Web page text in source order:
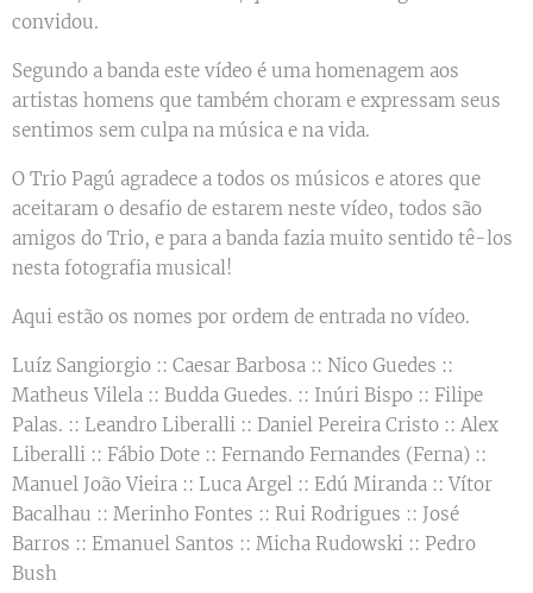
convidou.
Segundo a banda este vídeo é uma homenagem aos
artistas homens que também choram e expressam seus
sentimos sem culpa na música e na vida.
O Trio Pagú agradece a todos os músicos e atores que
aceitaram o desafio de estarem neste vídeo, todos são
amigos do Trio, e para a banda fazia muito sentido tê-los
nesta fotografia musical!
Aqui estão os nomes por ordem de entrada no vídeo.
Luíz Sangiorgio :: Caesar Barbosa :: Nico Guedes ::
Matheus Vilela :: Budda Guedes. :: Inúri Bispo :: Filipe
Palas. :: Leandro Liberalli :: Daniel Pereira Cristo :: Alex
Liberalli :: Fábio Dote :: Fernando Fernandes (Ferna) ::
Manuel João Vieira :: Luca Argel :: Edú Miranda :: Vítor
Bacalhau :: Merinho Fontes :: Rui Rodrigues :: José
Barros :: Emanuel Santos :: Micha Rudowski :: Pedro
Bush